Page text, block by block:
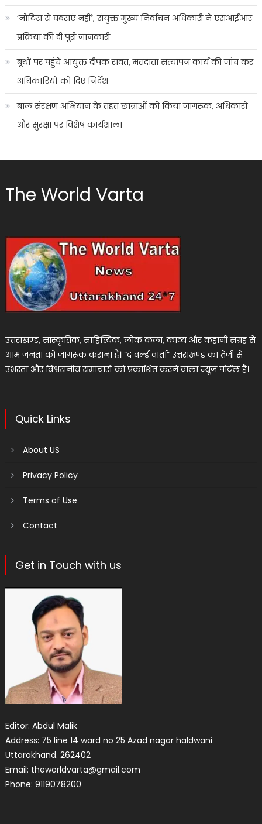
‘नोटिस से घबराएं नहीं’, संयुक्त मुख्य निर्वाचन अधिकारी ने एसआईआर
प्रक्रिया की दी पूरी जानकारी
बूथों पर पहुंचे आयुक्त दीपक रावत, मतदाता सत्यापन कार्य की जांच कर
अधिकारियों को दिए निर्देश
बाल संरक्षण अभियान के तहत छात्राओं को किया जागरूक, अधिकारों
और सुरक्षा पर विशेष कार्यशाला
The World Varta
उत्तराखण्ड, सांस्कृतिक, साहित्यिक, लोक कला, काव्य और कहानी संग्रह से
आम जनता को जागरूक कराना है। “द वर्ल्ड वार्ता” उत्तराखण्ड का तेजी से
उभरता और विश्वसनीय समाचारों को प्रकाशित करने वाला न्यूज पोर्टल है।
Quick Links
About US
Privacy Policy
Terms of Use
Contact
Get in Touch with us
Editor: Abdul Malik
Address: 75 line 14 ward no 25 Azad nagar haldwani
Uttarakhand. 262402
Email: theworldvarta@gmail.com
Phone: 9119078200